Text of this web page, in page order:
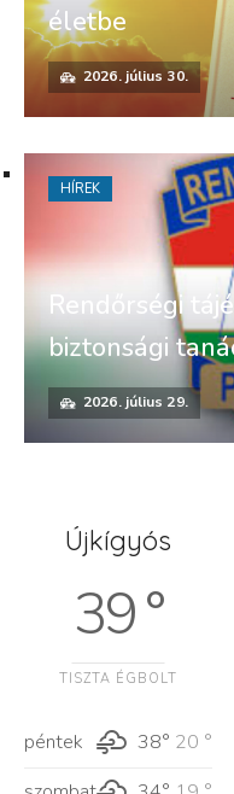
életbe
2026. július 30.
Rendőrségi
biztonsági
2026. július 29.
HÍREK
Újkígyós
39 °
TISZTA ÉGBOLT
péntek 38° 20 °